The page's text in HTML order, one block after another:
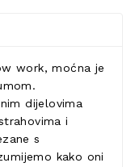
work, moćna je
dijelovima
i
s
kako oni